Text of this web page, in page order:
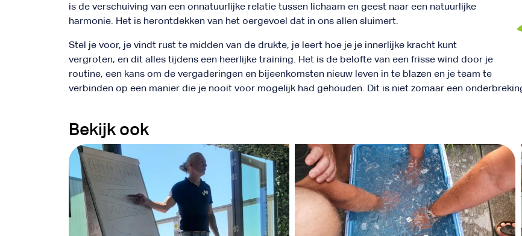
is de verschuiving van een onnatuurlijke relatie tussen lichaam en geest naar een natuurlijke
harmonie. Het is herontdekken van het oergevoel dat in ons allen sluimert.
Stel je voor, je vindt rust te midden van de drukte, je leert hoe je je innerlijke kracht kunt
vergroten, en dit alles tijdens een heerlijke training. Het is de belofte van een frisse wind door je
routine, een kans om de vergaderingen en bijeenkomsten nieuw leven in te blazen en je team te
verbinden op een manier die je nooit voor mogelijk had gehouden. Dit is niet zomaar een
Bekijk ook
IJsbak
Wim Hof